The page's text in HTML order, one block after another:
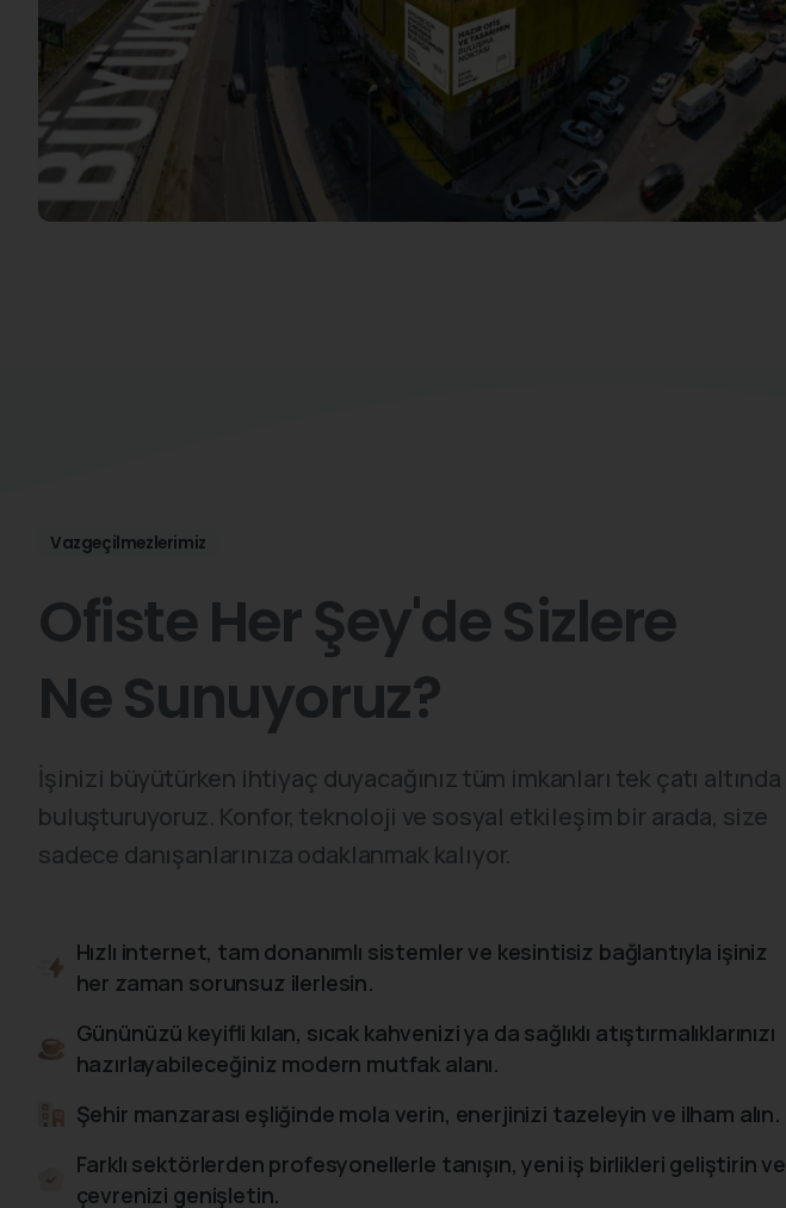
Vazgeçilmezlerimiz
OfisteHerŞey'deSizlere
NeSunuyoruz?
İşinizi büyütürken ihtiyaç duyacağınız tüm imkanları tek çatı altında
buluşturuyoruz. Konfor, teknoloji ve sosyal etkileşim bir arada, size
sadece danışanlarınıza odaklanmak kalıyor.
Hızlı internet, tam donanımlı sistemler ve kesintisiz bağlantıyla işiniz
her zaman sorunsuz ilerlesin.
Gününüzü keyifli kılan, sıcak kahvenizi ya da sağlıklı atıştırmalıklarınızı
hazırlayabileceğiniz modern mutfak alanı.
Şehir manzarası eşliğinde mola verin, enerjinizi tazeleyin ve ilham alın.
Farklı sektörlerden profesyonellerle tanışın, yeni iş birlikleri geliştirin ve
çevrenizi genişletin.